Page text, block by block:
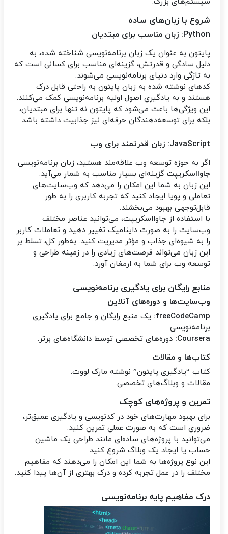
شروع با زبان‌های ساده
Python: زبان مناسب برای مبتدیان
پایتون به عنوان یک زبان برنامه‌نویسی شناخته شده، به
دلیل سادگی و قدرتش، گزینه‌ای مناسب برای کسانی است که
به تازگی وارد دنیای برنامه‌نویسی می‌شوند.
کدهای نوشته شده به زبان پایتون به راحتی قابل درک
هستند و به یادگیری اصول اولیه برنامه‌نویسی کمک می‌کنند.
این ویژگی‌ها باعث می‌شود که پایتون نه تنها برای مبتدیان،
بلکه برای توسعه‌دهندگان حرفه‌ای نیز جذابیت داشته باشد.
JavaScript: زبان قدرتمند برای وب
اگر به حوزه توسعه وب علاقه‌مند هستید، زبان برنامه‌نویسی
جاوااسکریپت گزینه‌ای بسیار مناسب به شمار می‌آید.
این زبان به شما این امکان را می‌دهد که وب‌سایت‌های
تعاملی و پویا ایجاد کنید که تجربه کاربری را به طور
قابل‌توجهی بهبود می‌بخشند.
با استفاده از جاوااسکریپت، می‌توانید عناصر مختلف
وب‌سایت را به صورت داینامیک تغییر دهید و تعاملات کاربر
را به شیوه‌ای جذاب و مؤثر مدیریت کنید. به‌طور کل، تسلط بر
این زبان می‌تواند فرصت‌های زیادی را در زمینه طراحی و
توسعه وب برای شما به ارمغان آورد.
منابع رایگان برای یادگیری برنامه‌نویسی
وب‌سایت‌ها و دوره‌های آنلاین
freeCodeCamp: یک منبع رایگان و جامع برای یادگیری
برنامه‌نویسی.
Coursera: دوره‌های تخصصی توسط دانشگاه‌های برتر.
کتاب‌ها و مقالات
کتاب “یادگیری پایتون” نوشته مارک لووت.
مقالات و وبلاگ‌های تخصصی.
تمرین و پروژه‌های کوچک
برای بهبود مهارت‌های خود در کدنویسی و یادگیری عمیق‌تر،
ضروری است که به صورت عملی تمرین کنید.
می‌توانید با پروژه‌های ساده‌ای مانند طراحی یک ماشین
حساب یا ایجاد یک وبلاگ شروع کنید.
این نوع پروژه‌ها به شما این امکان را می‌دهند که مفاهیم
مختلف را در عمل تجربه کرده و درک بهتری از آن‌ها پیدا کنید.
درک مفاهیم پایه برنامه‌نویسی